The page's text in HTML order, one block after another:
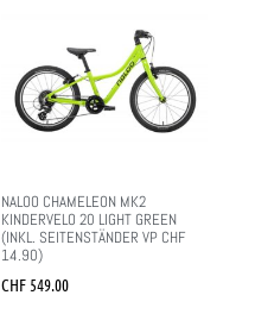
NALOO CHAMELEON MK2
KINDERVELO 20 LIGHT GREEN
(INKL. SEITENSTÄNDER VP CHF
14.90)
CHF 549.00